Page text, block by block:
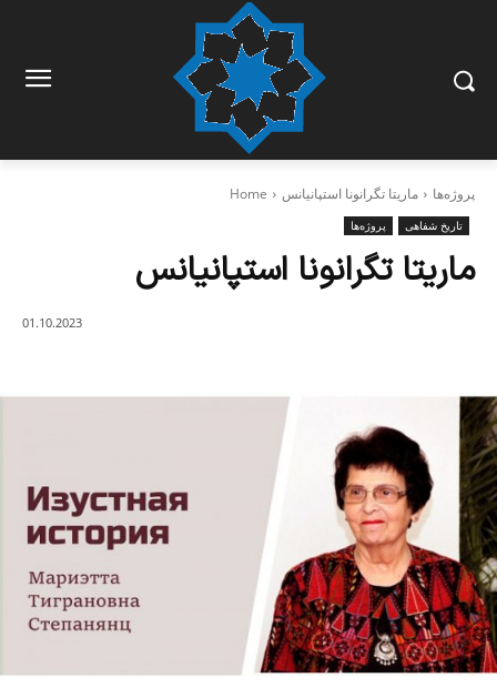
Home پروژه‌ها ماریتا تگرانونا استپانیانس
پروژه‌ها تاریخ شفاهی
ماریتا تگرانونا استپانیانس
01.10.2023